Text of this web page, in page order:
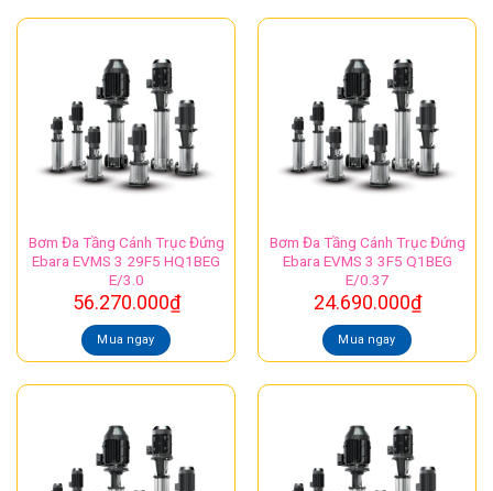
Bơm Đa Tầng Cánh Trục Đứng
Ebara EVMS 3 29F5 HQ1BEG
E/3.0
56.270.000₫
Mua ngay
Bơm Đa Tầng Cánh Trục Đứng
Ebara EVMS 3 3F5 Q1BEG
E/0.37
24.690.000₫
Mua ngay